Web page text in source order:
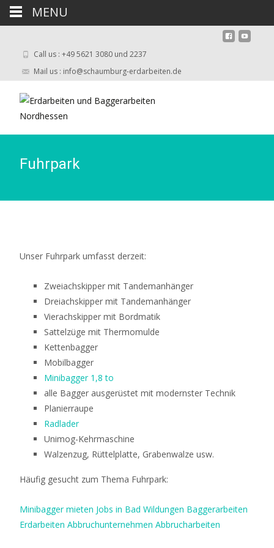
Call us : +49 5621 3080 und 2237
Mail us : info@schaumburg-erdarbeiten.de
Fuhrpark
Unser Fuhrpark umfasst derzeit:
Zweiachskipper mit Tandemanhänger
Dreiachskipper mit Tandemanhänger
Vierachskipper mit Bordmatik
Sattelzüge mit Thermomulde
Kettenbagger
Mobilbagger
Minibagger 1,8 to
alle Bagger ausgerüstet mit modernster Technik
Planierraupe
Radlader
Unimog-Kehrmaschine
Walzenzug, Rüttelplatte, Grabenwalze usw.
Häufig gesucht zum Thema Fuhrpark:
Minibagger mieten Jobs in Bad Wildungen Baggerarbeiten
Erdarbeiten Abbruchunternehmen Abbrucharbeiten
MENU